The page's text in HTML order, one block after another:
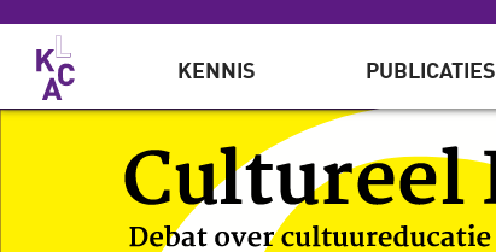
Overslaan en naar de inhoud gaan
KENNIS PUBLICATIES